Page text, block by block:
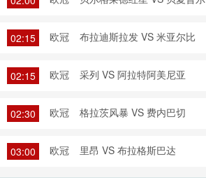
02:15 欧冠 布拉迪斯拉发 VS 米亚尔比
02:15 欧冠 采列 VS 阿拉特阿美尼亚
02:30 欧冠 格拉茨风暴 VS 费内巴切
03:00 欧冠 里昂 VS 布拉格斯巴达